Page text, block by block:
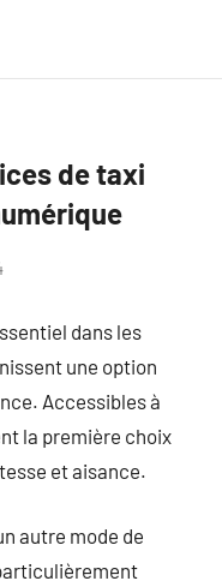
de taxi
dans les
une option
Accessibles à
la première choix
et aisance.
autre mode de